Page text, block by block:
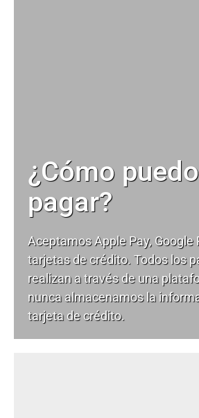
¿Cómo puedo
pagar?
Aceptamos Apple Pay, Google
tarjetas de crédito. Todos los
realizan a través de una
nunca almacenamos la
tarjeta de crédito.